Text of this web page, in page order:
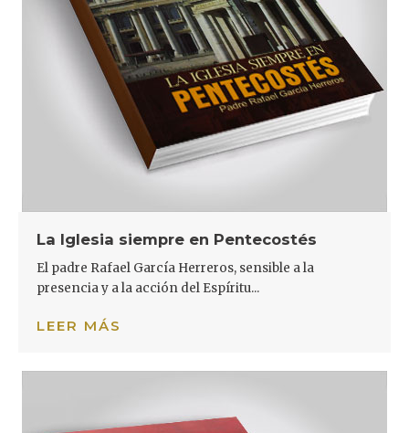
La Iglesia siempre en Pentecostés
El padre Rafael García Herreros, sensible a la
presencia y a la acción del Espíritu...
LEER MÁS